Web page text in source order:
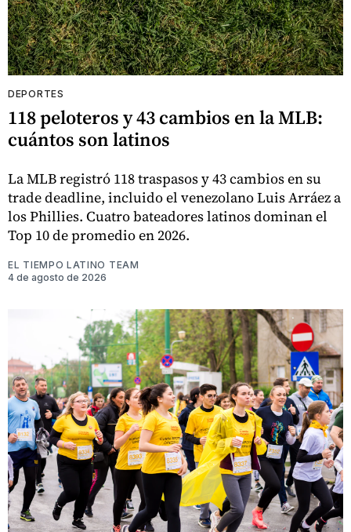
DEPORTES
118 peloteros y 43 cambios en la MLB:
cuántos son latinos
La MLB registró 118 traspasos y 43 cambios en su
trade deadline, incluido el venezolano Luis Arráez a
los Phillies. Cuatro bateadores latinos dominan el
Top 10 de promedio en 2026.
EL TIEMPO LATINO TEAM
4 de agosto de 2026